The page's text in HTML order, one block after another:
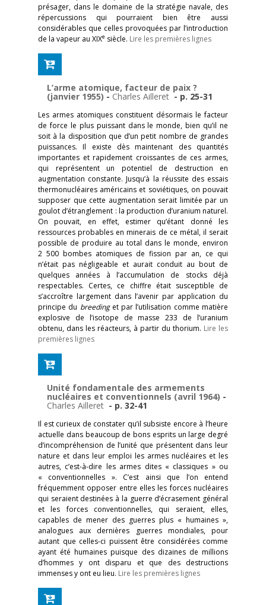
présager, dans le domaine de la stratégie navale, des
répercussions qui pourraient bien être aussi
considérables que celles provoquées par l’introduction
de la vapeur au XIXe siècle. Lire les premières lignes
L’arme atomique, facteur de paix ?
(janvier 1955) - Charles Ailleret - p. 25-31
Les armes atomiques constituent désormais le facteur
de force le plus puissant dans le monde, bien qu’il ne
soit à la disposition que d’un petit nombre de grandes
puissances. Il existe dès maintenant des quantités
importantes et rapidement croissantes de ces armes,
qui représentent un potentiel de destruction en
augmentation constante. Jusqu’à la réussite des essais
thermonucléaires américains et soviétiques, on pouvait
supposer que cette augmentation serait limitée par un
goulot d’étranglement : la production d’uranium naturel.
On pouvait, en effet, estimer qu’étant donné les
ressources probables en minerais de ce métal, il serait
possible de produire au total dans le monde, environ
2 500 bombes atomiques de fission par an, ce qui
n’était pas négligeable et aurait conduit au bout de
quelques années à l’accumulation de stocks déjà
respectables. Certes, ce chiffre était susceptible de
s’accroître largement dans l’avenir par application du
principe du breedinget par l’utilisation comme matière
explosive de l’isotope de masse 233 de l’uranium
obtenu, dans les réacteurs, à partir du thorium. Lire les
premières lignes
Unité fondamentale des armements
nucléaires et conventionnels (avril 1964) -
Charles Ailleret - p. 32-41
Il est curieux de constater qu’il subsiste encore à l’heure
actuelle dans beaucoup de bons esprits un large degré
d’incompréhension de l’unité que présentent dans leur
nature et dans leur emploi les armes nucléaires et les
autres, c’est-à-dire les armes dites « classiques » ou
« conventionnelles ». C’est ainsi que l’on entend
fréquemment opposer entre elles les forces nucléaires
qui seraient destinées à la guerre d’écrasement général
et les forces conventionnelles, qui seraient, elles,
capables de mener des guerres plus « humaines »,
analogues aux dernières guerres mondiales, pour
autant que celles-ci puissent être considérées comme
ayant été humaines puisque des dizaines de millions
d’hommes y ont disparu et que des destructions
immenses y ont eu lieu. Lire les premières lignes